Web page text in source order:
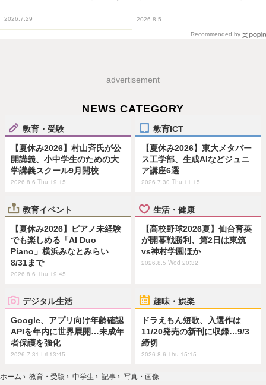
2026.7.29 2026.8.5
Recommended by
advertisement
NEWS CATEGORY
教育・受験
【夏休み2026】村山斉氏が公
開講義、小中学生のための大
学講義スクール9月開校
2026.8.6 Thu 19:15
教育ICT
【夏休み2026】東大メタバー
ス工学部、生成AIなどジュニ
ア講座6選
2026.7.30 Thu 11:15
教育イベント
【夏休み2026】ピアノ未経験
でも楽しめる「AI Duo
Piano」横浜みなとみらい
8/31まで
2026.8.6 Thu 19:45
生活・健康
【高校野球2026夏】仙台育英
が開幕戦勝利、第2日は東筑
vs神村学園ほか
2026.8.5 Wed 20:32
デジタル生活
Google、アプリ向け年齢確認
APIを年内に世界展開…未成年
者保護を強化
2026.7.31 Fri 13:45
趣味・娯楽
ドラえもん短歌、入選作は
11/20発売の新刊に収録…9/3
締切
2026.8.6 Thu 15:15
ホーム › 教育・受験 › 中学生 › 記事 › 写真・画像